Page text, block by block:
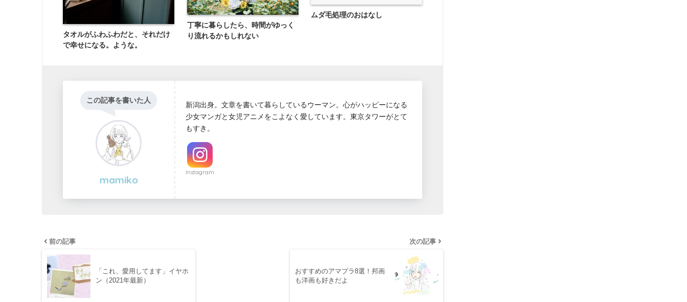
タオルがふわふわだと、それだけ
で幸せになる。ような。
丁寧に暮らしたら、時間がゆっく
り流れるかもしれない
ムダ毛処理のおはなし
この記事を書いた人
mamiko
新潟出身。文章を書いて暮らしているウーマン。心がハッピーになる
少女マンガと女児アニメをこよなく愛しています。東京タワーがとて
もすき。
Instagram
前の記事
「これ、愛用してます」イヤホ
ン（2021年最新）
次の記事
おすすめのアマプラ8選！邦画
も洋画も好きだよ